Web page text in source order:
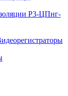
Р3-ЦПнг-